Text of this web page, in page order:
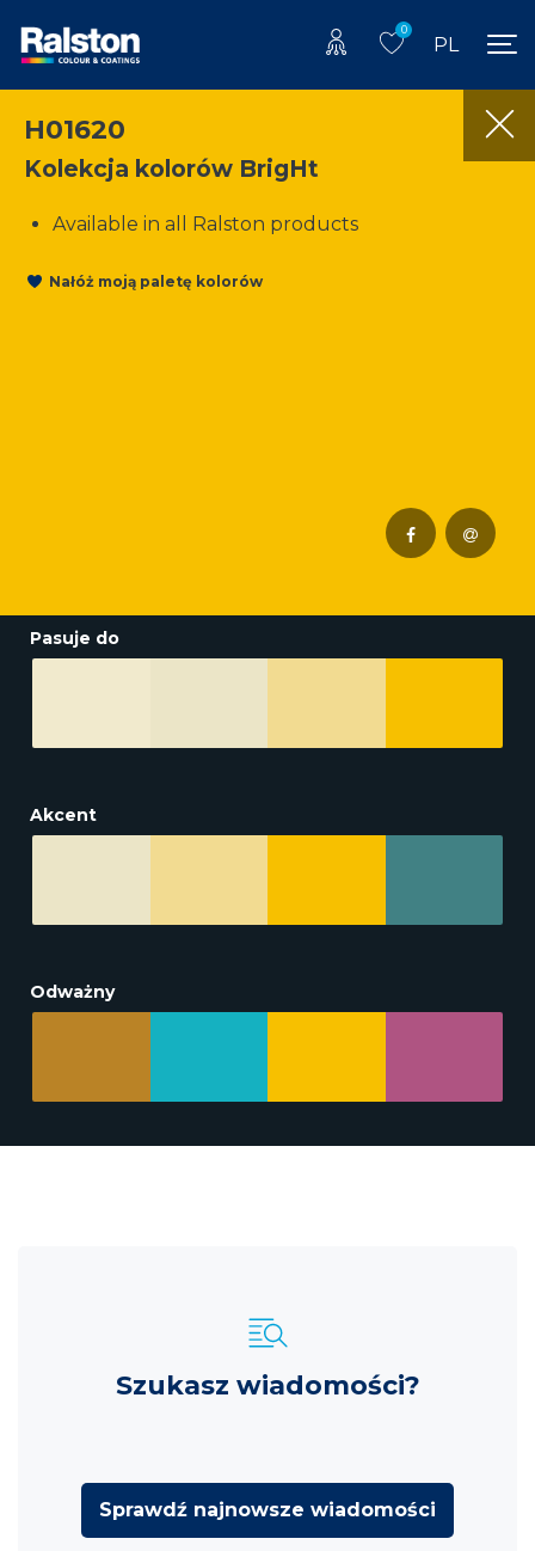
0
PL
H01620
Kolekcja kolorów BrigHt
Available in all Ralston products
Nałóż moją paletę kolorów
Pasuje do
Akcent
Odważny
Szukasz wiadomości?
Sprawdź najnowsze wiadomości